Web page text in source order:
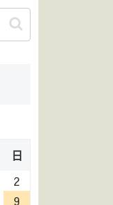
日
2
9